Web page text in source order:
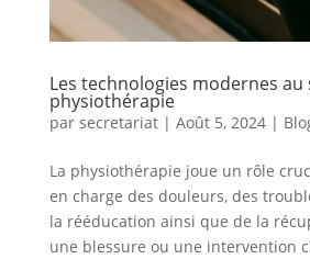
Les technologies modernes au
physiothérapie
par secretariat| Août 5, 2024|
La physiothérapie joue un rôle
en charge des douleurs, des
la rééducation ainsi que de la
une blessure ou une intervention